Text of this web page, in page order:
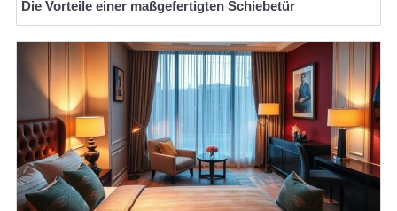
Die Vorteile einer maßgefertigten Schiebetür